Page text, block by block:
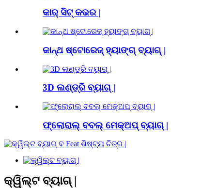
କାର୍ ସିଟ୍ କଭର |
କାନ୍ଥ ଷ୍ଟୋରେଜ୍ ହ୍ୟାଙ୍ଗ୍ ବ୍ୟାଗ୍ |
3D ଲଣ୍ଡ୍ରି ବ୍ୟାଗ୍ |
ଫ୍ଲୋରାଲ୍ ବବଲ୍ ମେକ୍ଅପ୍ ବ୍ୟାଗ୍ |
କ୍ୱିଲ୍ଟ ବ୍ୟାଗ୍ |